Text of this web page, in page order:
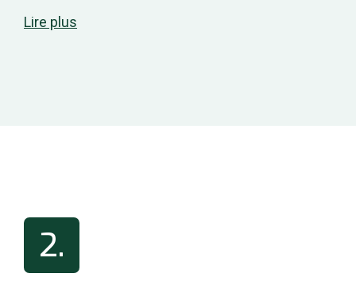
Lire plus
Les charges (une poudre
utilisée en grande quantité - par
2.